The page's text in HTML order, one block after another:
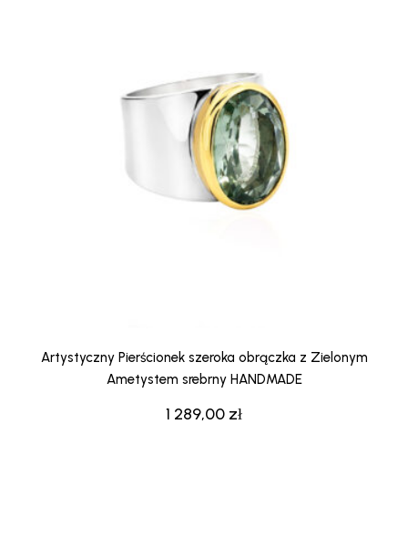
1 289,00 zł
Artystyczny Pierścionek szeroka obrączka z Zielonym
Ametystem srebrny HANDMADE